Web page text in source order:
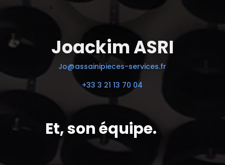
Joackim ASRI
Jo@assainipieces-services.fr
+33 3 21 13 70 04
Et, son équipe.